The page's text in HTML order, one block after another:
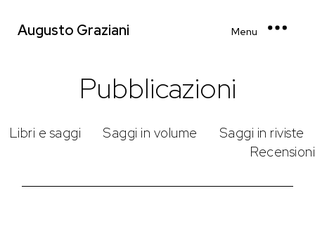
Augusto Graziani Menu
Pubblicazioni
Libri e saggi Saggi in volume
Saggi in riviste
Recensioni